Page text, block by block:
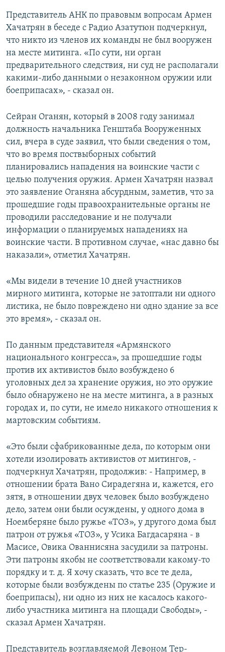
Представитель АНК по правовым вопросам Армен
Хачатрян в беседе с Радио Азатутюн подчеркнул,
что никто из членов их команды не был вооружен
на месте митинга. «По сути, ни орган
предварительного следствия, ни суд не располагали
какими-либо данными о незаконном оружии или
боеприпасах», - сказал он.
Сейран Оганян, который в 2008 году занимал
должность начальника Генштаба Вооруженных
сил, вчера в суде заявил, что были сведения о том,
что во время поствыборных событий
планировались нападения на воинские части с
целью получения оружия. Армен Хачатрян назвал
это заявление Оганяна абсурдным, заметив, что за
прошедшие годы правоохранительные органы не
проводили расследование и не получали
информации о планируемых нападениях на
воинские части. В противном случае, «нас давно бы
наказали», отметил Хачатрян.
«Мы видели в течение 10 дней участников
мирного митинга, которые не затоптали ни одного
листика, не было повреждено ни одно здание за все
это время», - сказал он.
По данным представителя «Армянского
национального конгресса», за прошедшие годы
против их активистов было возбуждено 6
уголовных дел за хранение оружия, но это оружие
было обнаружено не на месте митинга, а в разных
городах и, по сути, не имело никакого отношения к
мартовским событиям.
«Это были сфабрикованные дела, по которым они
хотели изолировать активистов от митингов, -
подчеркнул Хачатрян, продолжив: - Например, в
отношении брата Вано Сирадегяна и, кажется, его
зятя, в отношении двух человек было возбуждено
дело, затем они были осуждены, у одного дома в
Ноемберяне было ружье «ТОЗ», у другого дома был
патрон от ружья «ТОЗ», у Усика Багдасаряна - в
Масисе, Овика Ованнисяна засудили за патроны.
Эти патроны якобы не соответствовали какому-то
порядку и т. д. Я хочу сказать, что все те дела,
которые были возбуждены по статье 235 (Оружие и
боеприпасы), ни одно из них не касалось какого-
либо участника митинга на площади Свободы», -
сказал Армен Хачатрян.
Представитель возглавляемой Левоном Тер-